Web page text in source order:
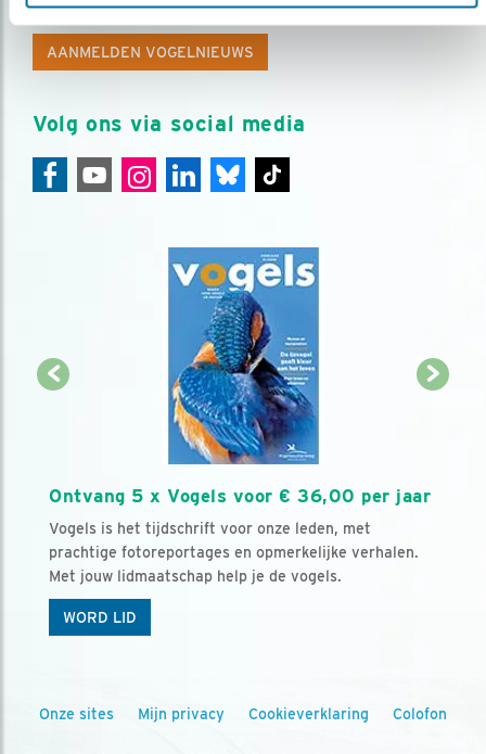
over vogels en activiteiten van Vogelbescherming.
AANMELDEN VOGELNIEUWS
Volg ons via social media
Ontvang 5 x Vogels voor € 36,00 per jaar
Vogels is het tijdschrift voor onze leden, met
prachtige fotoreportages en opmerkelijke verhalen.
Met jouw lidmaatschap help je de vogels.
WORD LID
Onze sites Mijn privacy Cookieverklaring Colofon